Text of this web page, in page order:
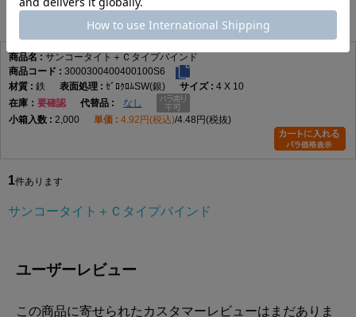
サンコータイト＋Ｃタイプバインド
3000300400400100S6
鉄
ｾﾞﾛｸﾛﾑSW(銀)
4 X 10
在庫
要確認
なし
2,000
4.92円(税込) 4.48円(税抜)
1件あります
サンコータイト＋Ｃタイプバインド
ユーザーレビュー
この商品に寄せられたカスタマーレビューはまだありま